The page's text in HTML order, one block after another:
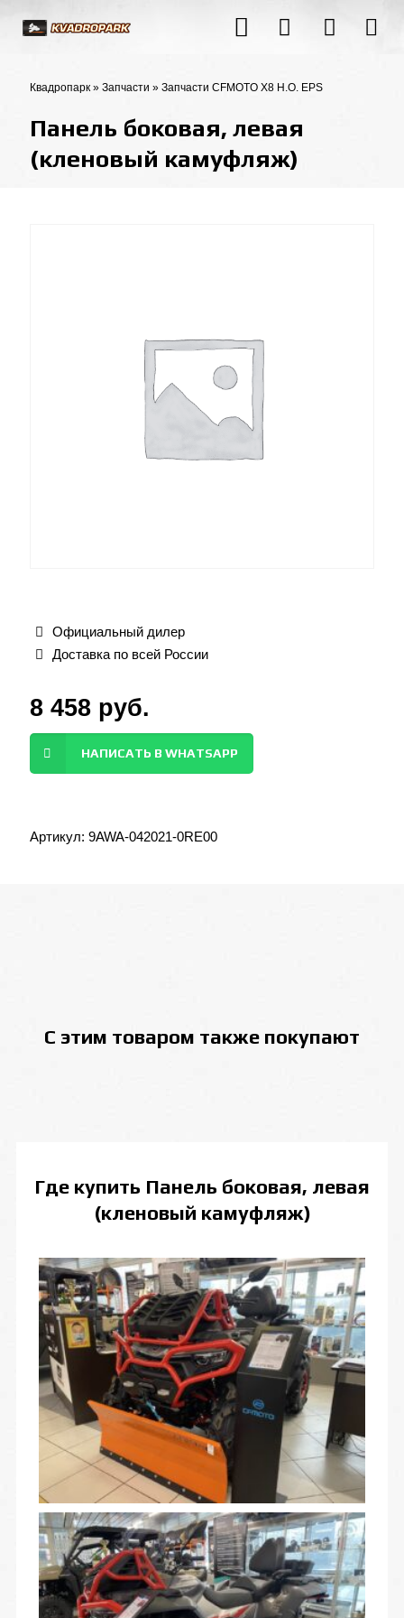
Квадропарк » Запчасти » Запчасти CFMOTO X8 H.O. EPS
Панель боковая, левая
(кленовый камуфляж)
Официальный дилер
Доставка по всей России
8 458 руб.
НАПИСАТЬ В WHATSAPP
Артикул: 9AWA-042021-0RE00
С этим товаром также покупают
Где купить Панель боковая, левая
(кленовый камуфляж)